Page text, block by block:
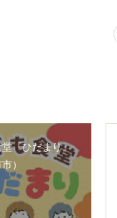
『ひだまり』
）